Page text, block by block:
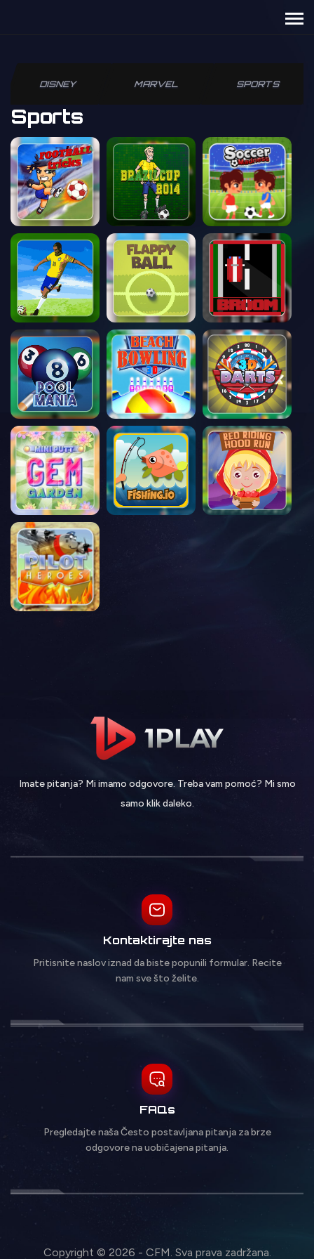
DISNEY MARVEL SPORTS
Sports
Imate pitanja? Mi imamo odgovore. Treba vam pomoć? Mi smo
samo klik daleko.
Kontaktirajte nas
Pritisnite naslov iznad da biste popunili formular. Recite
nam sve što želite.
FAQs
Pregledajte naša Često postavljana pitanja za brze
odgovore na uobičajena pitanja.
Copyright © 2026 - CFM. Sva prava zadržana.